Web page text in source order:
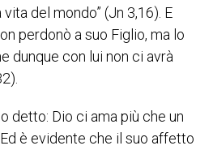
del mondo” (Jn 3,16). E
perdonò a suo Figlio, ma lo
dunque con lui non ci avrà
detto: Dio ci ama più che un
è evidente che il suo affetto